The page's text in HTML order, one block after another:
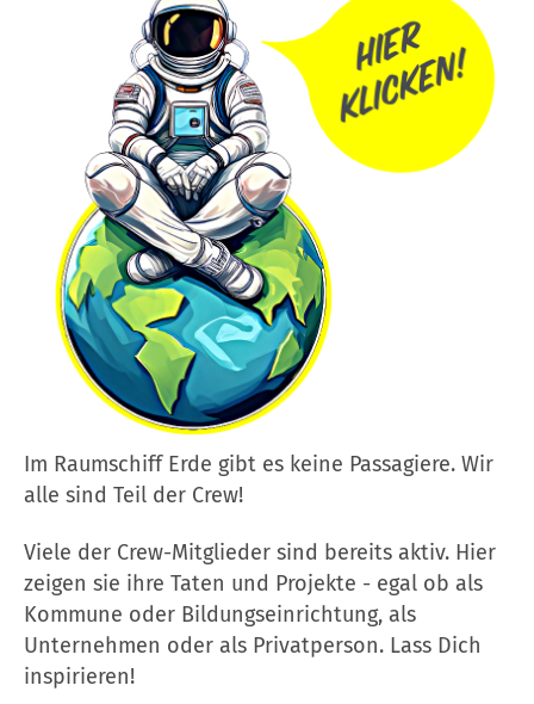
Im Raumschiff Erde gibt es keine Passagiere. Wir
alle sind Teil der Crew!
Viele der Crew-Mitglieder sind bereits aktiv. Hier
zeigen sie ihre Taten und Projekte - egal ob als
Kommune oder Bildungseinrichtung, als
Unternehmen oder als Privatperson. Lass Dich
inspirieren!